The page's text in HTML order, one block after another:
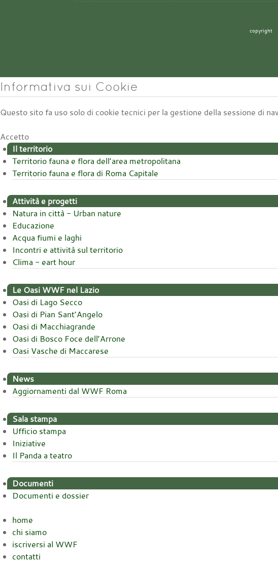
copyright
Informativa sui Cookie
Questo sito fa uso solo di cookie tecnici per la gestione della sessione di
Accetto
Il territorio
Territorio fauna e flora dell’area metropolitana
Territorio fauna e flora di Roma Capitale
Attività e progetti
Natura in città - Urban nature
Educazione
Acqua fiumi e laghi
Incontri e attività sul territorio
Clima - eart hour
Le Oasi WWF nel Lazio
Oasi di Lago Secco
Oasi di Pian Sant’Angelo
Oasi di Macchiagrande
Oasi di Bosco Foce dell’Arrone
Oasi Vasche di Maccarese
News
Aggiornamenti dal WWF Roma
Sala stampa
Ufficio stampa
Iniziative
Il Panda a teatro
Documenti
Documenti e dossier
home
chi siamo
iscriversi al WWF
contatti